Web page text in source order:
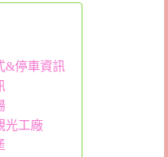
&停車資訊
光工廠